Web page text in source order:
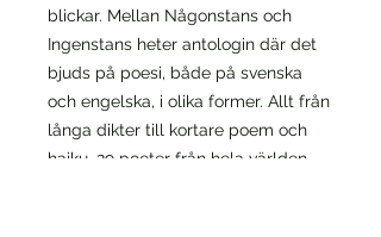
blickar. Mellan Någonstans och
Ingenstans heter antologin där det
bjuds på poesi, både på svenska
och engelska, i olika former. Allt från
långa dikter till kortare poem och
haiku. 29 poeter från hela världen